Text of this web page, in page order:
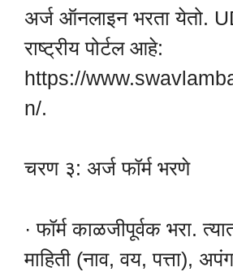
अर्ज ऑनलाइन भरता येतो.
राष्ट्रीय पोर्टल आहे:
https://
n/.
चरण ३: अर्ज फॉर्म भरणे
· फॉर्म काळजीपूर्वक भरा.
माहिती (नाव, वय, पत्ता),